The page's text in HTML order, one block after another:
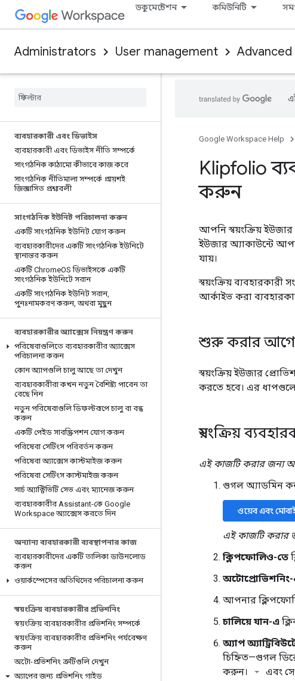
ডকুমেন্টেশন কমিউনিটি
Administrators User management Advanced
ব্যবহারকারী এবং ডিভাইস
ব্যবহারকারী এবং ডিভাইস নীতি সম্পর্কে
সাংগঠনিক কাঠামো কীভাবে কাজ করে
সাংগঠনিক নীতিমালা সম্পর্কে প্রায়শই
জিজ্ঞাসিত প্রশ্নাবলী
সাংগঠনিক ইউনিট পরিচালনা করুন
একটি সাংগঠনিক ইউনিট যোগ করুন
ব্যবহারকারীদের একটি সাংগঠনিক ইউনিটে
স্থানান্তর করুন
একটি ChromeOS ডিভাইসকে একটি
সাংগঠনিক ইউনিটে সরান
একটি সাংগঠনিক ইউনিট সরান,
পুনঃনামকরণ করুন, অথবা মুছুন
ব্যবহারকারীর অ্যাক্সেস নিয়ন্ত্রণ করুন
পরিষেবাগুলিতে ব্যবহারকারীর অ্যাক্সেস
পরিচালনা করুন
কোন অ্যাপগুলি চালু আছে তা দেখুন
ব্যবহারকারীরা কখন নতুন বৈশিষ্ট্য পাবেন তা
বেছে নিন
নতুন পরিষেবাগুলি ডিফল্টরূপে চালু বা বন্ধ
করুন
একটি পেইড সাবস্ক্রিপশন যোগ করুন
পরিষেবা সেটিংস পরিবর্তন করুন
পরিষেবা অ্যাক্সেস কাস্টমাইজ করুন
পরিষেবা সেটিংস কাস্টমাইজ করুন
সার্চ অ্যাক্টিভিটি সেভ এবং ম্যানেজ করুন
ব্যবহারকারীর Assistant-কে Google
Workspace অ্যাক্সেস করতে দিন
অন্যান্য ব্যবহারকারী ব্যবস্থাপনার কাজ
ব্যবহারকারীদের একটি তালিকা ডাউনলোড
করুন
ওয়ার্কস্পেসের অতিথিদের পরিচালনা করুন
স্বয়ংক্রিয় ব্যবহারকারীর প্রভিশনিং
স্বয়ংক্রিয় ব্যবহারকারীর প্রভিশনিং সম্পর্কে
স্বয়ংক্রিয় ব্যবহারকারীর প্রভিশনিং পর্যবেক্ষণ
করুন
অটো-প্রভিশনিং ত্রুটিগুলি দেখুন
অ্যাপের জন্য প্রভিশনিং গাইড
Google Workspace Help
Klipfolio
করুন
আপনি স্বয়ংক্রিয়
ইউজার অ্যাকাউন্টে
যায়।
স্বয়ংক্রিয় ব্যবহারকারী
আর্কাইভ করা
শুরু করার আগে
স্বয়ংক্রিয় ইউজার
করতে হবে। এর
স্বয়ংক্রিয়
এই কাজটি করার জন্য
গুগল অ্যাডমিন
ওয়েব এবং
এই কাজটি করার
ক্লিপফোলিও-তে
আপনার
চালিয়ে যান-এ
অ্যাপ
চিহ্নিত—গুগল
করুন।
এবং